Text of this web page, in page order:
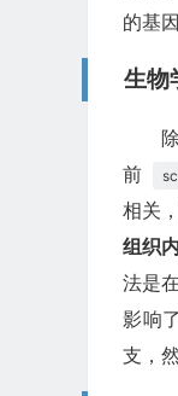
的基
生物
前
相关
组织
法是
影响
支，